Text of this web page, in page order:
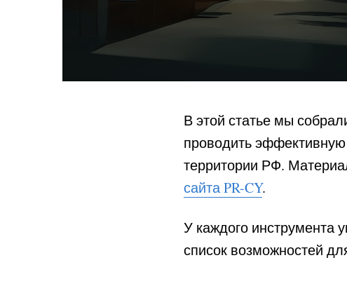
В этой статье мы
проводить
территории РФ.
сайта PR-CY.
У каждого инструмента
список возможностей